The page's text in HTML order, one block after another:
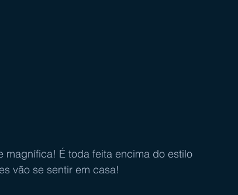
magnífica! É toda feita encima do estilo
vão se sentir em casa!